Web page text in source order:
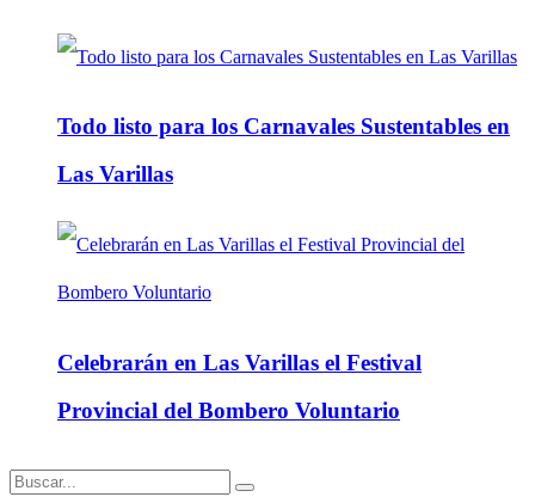
Todo listo para los Carnavales Sustentables en
Las Varillas
Celebrarán en Las Varillas el Festival
Provincial del Bombero Voluntario